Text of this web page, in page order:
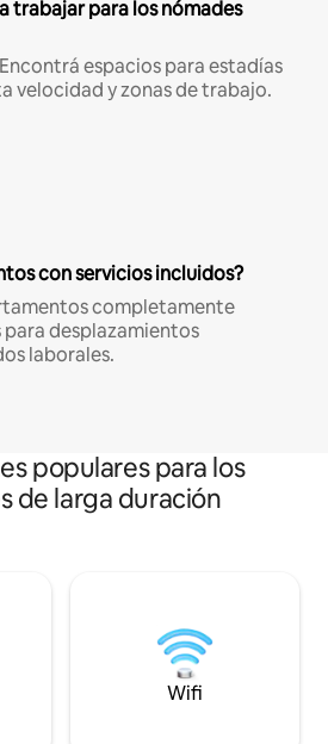
trabajar para los nómades
espacios para estadías
velocidad y zonas de trabajo.
con servicios incluidos?
completamente
desplazamientos
laborales.
populares para los
de larga duración
Wifi